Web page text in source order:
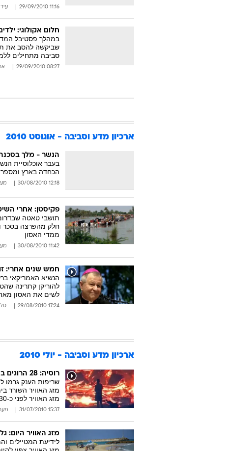
11:16 29/09/2010
חלום אקולוגי:
במהלך פסטיבל
שביקשה להסב את
סביבה מתחילים
08:27 29/09/2010
ארכיון מדע וסביבה - אוגוסט 2010
הנשר - מלך
בעבר אוכלוסיית
הכחדה בארץ ומספר הפרטים
12:18 30/08/2010
פקיסטן: אחרי
תושבי טאטה
חלק מהפרצה בסכר
ממדי האסון
11:42 30/08/2010
חמש שנים אחרי:
הנשיא האמריקאי
להוריקן קתרינה
לשים את האסון
17:24 29/08/2010
ארכיון מדע וסביבה - יולי 2010
רוסיה: 28 הרוגים בשריפות במערב המדינה
מזג האוויר השורר
מזג האוויר לפני כ-130 שנה ועומד על כ-40 מעלות
15:37 31/07/2010
מזג האוויר היום:
לידיעת המטיילים